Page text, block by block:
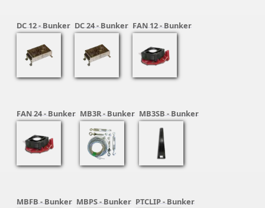
DC 12 - Bunker DC 24 - Bunker FAN 12 - Bunker
FAN 24 - Bunker MB3R - Bunker MB3SB - Bunker
MBFB - Bunker MBPS - Bunker PTCLIP - Bunker